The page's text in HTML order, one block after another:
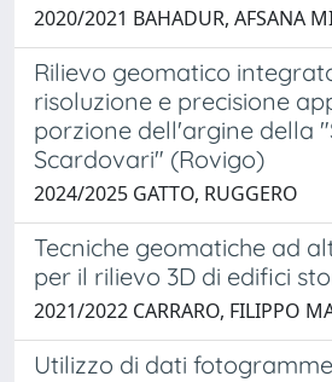
2020/2021 BAHADUR, AFSANA
Rilievo geomatico
risoluzione e precisione
porzione dell'argine della
Scardovari" (Rovigo)
2024/2025 GATTO, RUGGERO
Tecniche geomatiche ad
per il rilievo 3D di edifici
2021/2022 CARRARO, FILIPPO
Utilizzo di dati